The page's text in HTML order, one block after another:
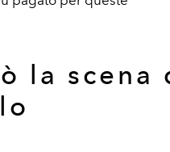
la scena